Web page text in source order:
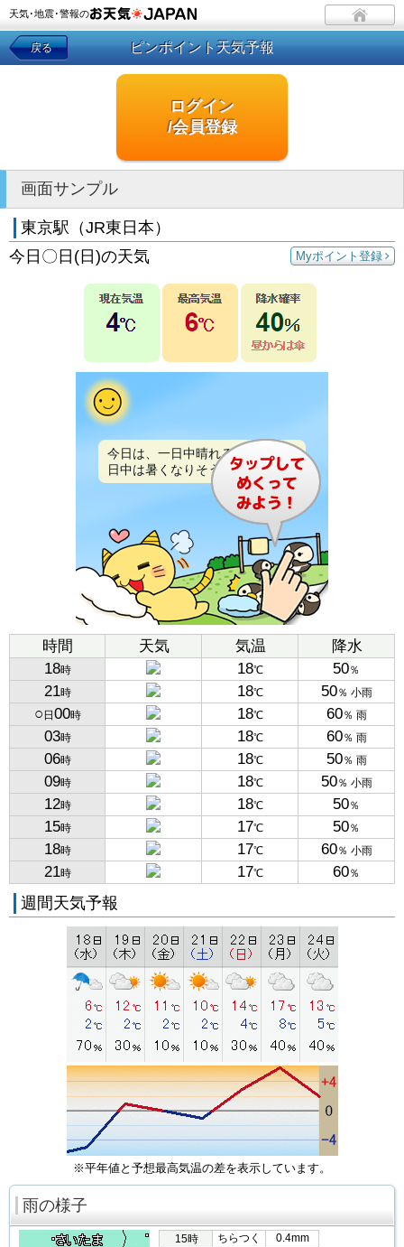
天気･地震･警報の
戻る ピンポイント天気予報
ログイン
/会員登録
画面サンプル
東京駅（JR東日本）
Myポイント登録
今日〇日(日)の天気
今日は、一日中晴れるでしょう。
日中は暑くなりそうです。
時間 天気 気温
降水
18時 18℃ 50％
21時 18℃ 50％ 小雨
○ 日 00時 18℃ 60％ 雨
03時 18℃ 60％ 雨
06時 18℃ 50％ 雨
09時 18℃ 50％ 小雨
12時 18℃ 50％
15時 17℃ 50％
18時 17℃ 60％ 小雨
21時 17℃ 60％
週間天気予報
※平年値と予想最高気温の差を表示しています。
雨の様子
15時 ちらつく
0.4mm